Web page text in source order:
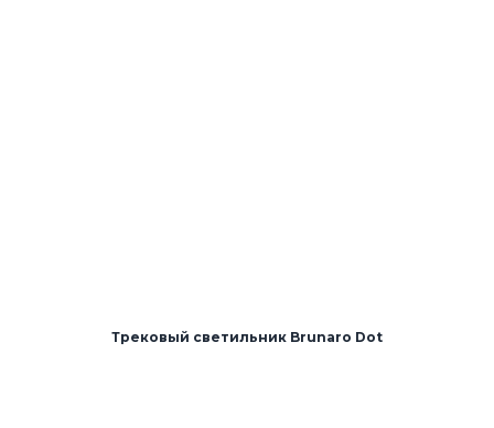
Трековый светильник Brunaro Dot